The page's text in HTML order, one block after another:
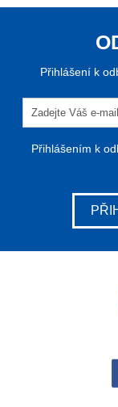
Přihlášení k
Přihlášením k